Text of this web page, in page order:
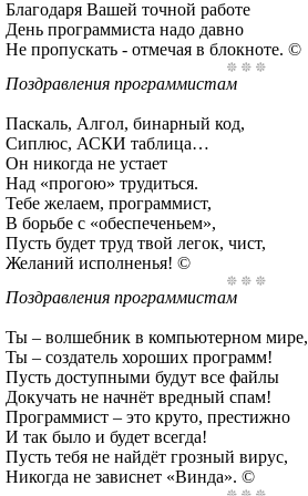
Благодаря Вашей точной работе
День программиста надо давно
Не пропускать - отмечая в блокноте. ©
Поздравления программистам
Паскаль, Алгол, бинарный код,
Сиплюс, АСКИ таблица…
Он никогда не устает
Над «прогою» трудиться.
Тебе желаем, программист,
В борьбе с «обеспеченьем»,
Пусть будет труд твой легок, чист,
Желаний исполненья! ©
Поздравления программистам
Ты – волшебник в компьютерном мире,
Ты – создатель хороших программ!
Пусть доступными будут все файлы
Докучать не начнёт вредный спам!
Программист – это круто, престижно
И так было и будет всегда!
Пусть тебя не найдёт грозный вирус,
Никогда не зависнет «Винда». ©